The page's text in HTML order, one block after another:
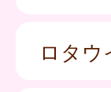
ロタウ